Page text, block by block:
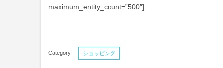
maximum_entity_count=”500″]
ショッピング